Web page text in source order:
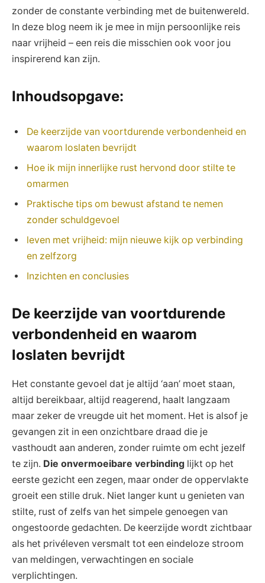
zonder de constante verbinding met de buitenwereld.
In deze blog neem ik je mee in mijn persoonlijke reis
naar vrijheid – een reis die misschien ook voor jou
inspirerend kan zijn.
Inhoudsopgave:
De keerzijde van voortdurende verbondenheid en
waarom loslaten bevrijdt
Hoe ik mijn innerlijke rust hervond door stilte te
omarmen
Praktische tips om bewust afstand te nemen
zonder schuldgevoel
leven met vrijheid: mijn nieuwe kijk op verbinding
en zelfzorg
Inzichten en conclusies
De keerzijde van voortdurende
verbondenheid en waarom
loslaten bevrijdt
Het constante gevoel dat je altijd ‘aan’ moet staan,
altijd bereikbaar, altijd reagerend, haalt langzaam
maar zeker de vreugde uit het moment. Het is alsof je
gevangen zit in een onzichtbare draad die je
vasthoudt aan anderen, zonder ruimte om echt jezelf
te zijn. Die onvermoeibare verbinding lijkt op het
eerste gezicht een zegen, maar onder de oppervlakte
groeit een stille druk. Niet langer kunt u genieten van
stilte, rust of zelfs van het simpele genoegen van
ongestoorde gedachten. De keerzijde wordt zichtbaar
als het privéleven versmalt tot een eindeloze stroom
van meldingen, verwachtingen en sociale
verplichtingen.